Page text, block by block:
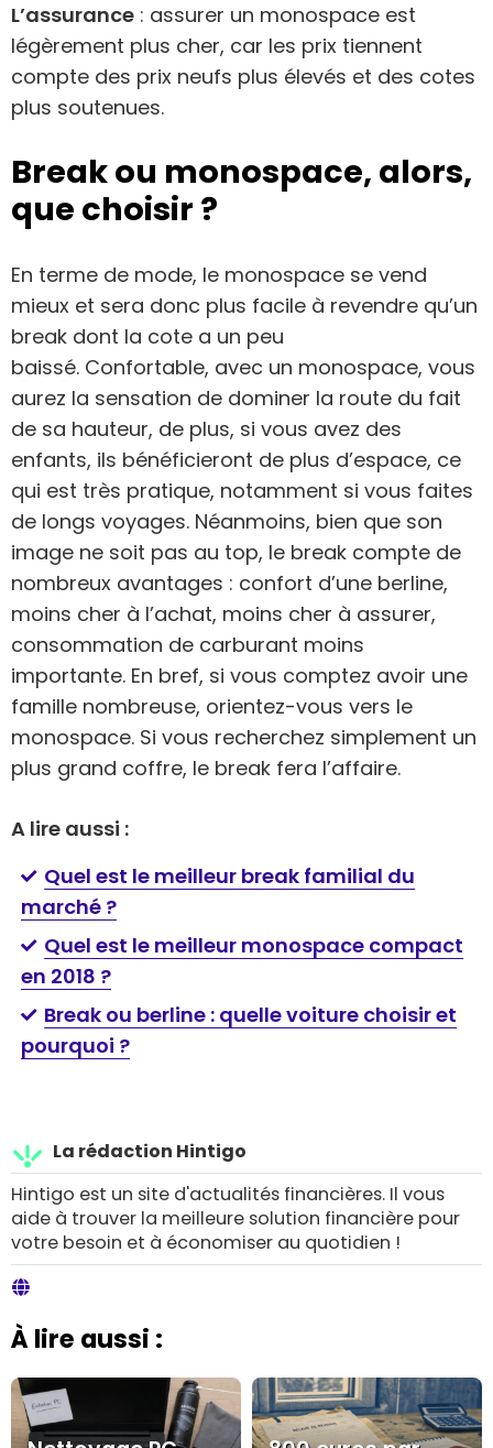
L’assurance : assurer un monospace est
légèrement plus cher, car les prix tiennent
compte des prix neufs plus élevés et des cotes
plus soutenues.
Break ou monospace, alors,
que choisir ?
En terme de mode, le monospace se vend
mieux et sera donc plus facile à revendre qu’un
break dont la cote a un peu
baissé. Confortable, avec un monospace, vous
aurez la sensation de dominer la route du fait
de sa hauteur, de plus, si vous avez des
enfants, ils bénéficieront de plus d’espace, ce
qui est très pratique, notamment si vous faites
de longs voyages. Néanmoins, bien que son
image ne soit pas au top, le break compte de
nombreux avantages : confort d’une berline,
moins cher à l’achat, moins cher à assurer,
consommation de carburant moins
importante. En bref, si vous comptez avoir une
famille nombreuse, orientez-vous vers le
monospace. Si vous recherchez simplement un
plus grand coffre, le break fera l’affaire.
A lire aussi :
Quel est le meilleur break familial du
marché ?
Quel est le meilleur monospace compact
en 2018 ?
Break ou berline : quelle voiture choisir et
pourquoi ?
La rédaction Hintigo
Hintigo est un site d'actualités financières. Il vous
aide à trouver la meilleure solution financière pour
votre besoin et à économiser au quotidien !
À lire aussi :